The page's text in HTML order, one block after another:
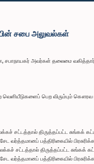
சபை அலுவல்கள்
சபாநாயகர் அவர்கள் தலைமை
வெளியீடுகளைப் பெற விரும்பும் கௌரவ
திருத்தப்பட்ட சுங்கக்
வர்த்தமானப் பத்திரிகையில்
திருத்தப்பட்ட சுங்கக்
வர்த்தமானப் பத்திரிகையில்